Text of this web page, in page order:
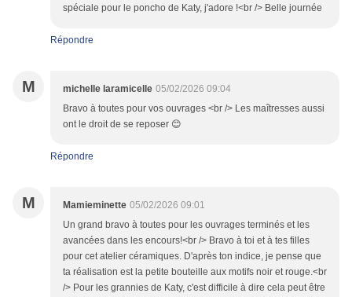
spéciale pour le poncho de Katy, j'adore !<br /> Belle journée
Répondre
M michelle laramicelle 05/02/2026 09:04
Bravo à toutes pour vos ouvrages <br /> Les maîtresses aussi
ont le droit de se reposer 😊
Répondre
M Mamieminette 05/02/2026 09:01
Un grand bravo à toutes pour les ouvrages terminés et les
avancées dans les encours!<br /> Bravo à toi et à tes filles
pour cet atelier céramiques. D'après ton indice, je pense que
ta réalisation est la petite bouteille aux motifs noir et rouge.<br
/> Pour les grannies de Katy, c'est difficile à dire cela peut être